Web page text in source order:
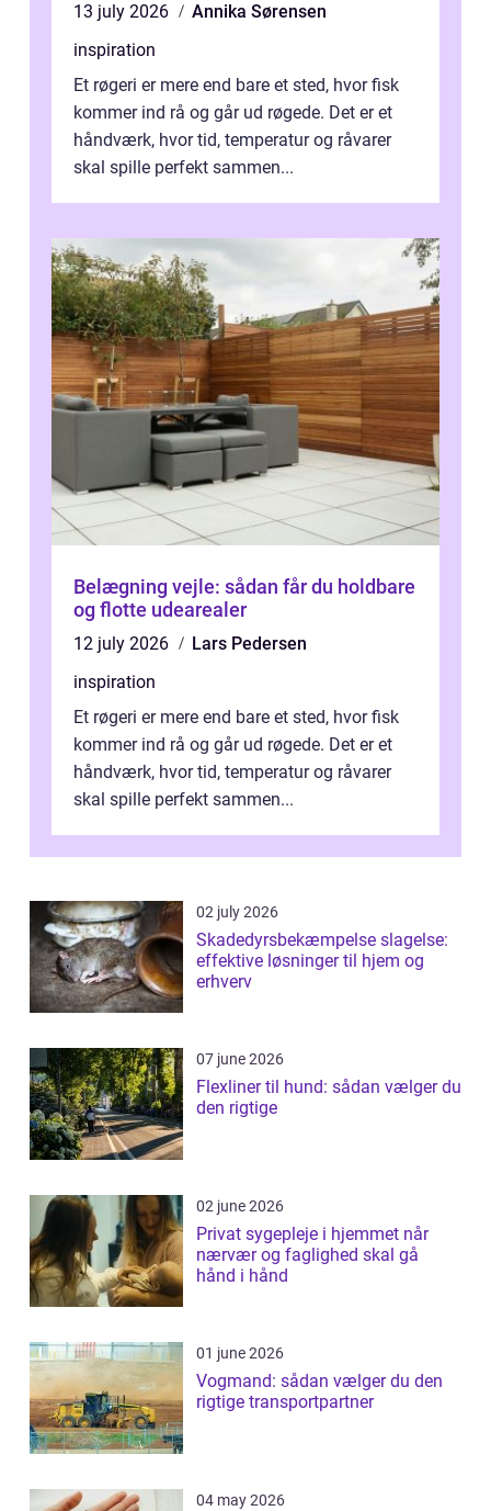
13 july 2026
Annika Sørensen
inspiration
Et røgeri er mere end bare et sted, hvor fisk
kommer ind rå og går ud røgede. Det er et
håndværk, hvor tid, temperatur og råvarer
skal spille perfekt sammen...
Belægning vejle: sådan får du holdbare
og flotte udearealer
12 july 2026
Lars Pedersen
inspiration
Et røgeri er mere end bare et sted, hvor fisk
kommer ind rå og går ud røgede. Det er et
håndværk, hvor tid, temperatur og råvarer
skal spille perfekt sammen...
02 july 2026
Skadedyrsbekæmpelse slagelse:
effektive løsninger til hjem og
erhverv
07 june 2026
Flexliner til hund: sådan vælger du
den rigtige
02 june 2026
Privat sygepleje i hjemmet når
nærvær og faglighed skal gå
hånd i hånd
01 june 2026
Vogmand: sådan vælger du den
rigtige transportpartner
04 may 2026